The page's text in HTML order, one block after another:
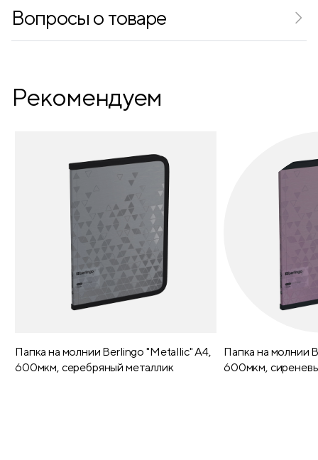
Вопросы о товаре
Рекомендуем
Папка на молнии Berlingo "Metallic" А4,
600мкм, серебряный металлик
Папка на молнии
600мкм,